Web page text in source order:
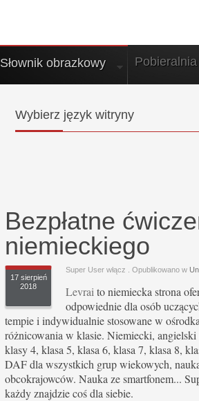
Słownik obrazkowy Pobieralnia
Wybierz język witryny
Bezpłatne
niemieckiego
Super User włącz
17 sierpień
2018
. Opublikowano w
Levrai to niemiecka strona
odpowiednie dla osób
tempie i indywidualnie stosowane w
różnicowania w klasie. Niemiecki,
klasy 4, klasa 5, klasa 6, klasa 7, klasa 8,
DAF dla wszystkich grup wiekowych,
obcokrajowców. Nauka ze smartfonem...
każdy znajdzie coś dla siebie.